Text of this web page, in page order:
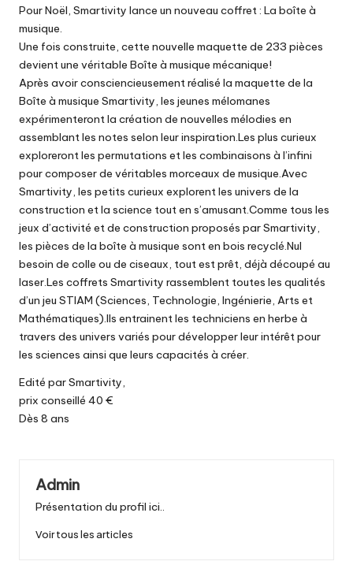
Pour Noël, Smartivity lance un nouveau coffret : La boîte à
musique.
Une fois construite, cette nouvelle maquette de 233 pièces
devient une véritable Boîte à musique mécanique!
Après avoir consciencieusement réalisé la maquette de la
Boîte à musique Smartivity, les jeunes mélomanes
expérimenteront la création de nouvelles mélodies en
assemblant les notes selon leur inspiration.Les plus curieux
exploreront les permutations et les combinaisons à l’infini
pour composer de véritables morceaux de musique.Avec
Smartivity, les petits curieux explorent les univers de la
construction et la science tout en s’amusant.Comme tous les
jeux d’activité et de construction proposés par Smartivity,
les pièces de la boîte à musique sont en bois recyclé.Nul
besoin de colle ou de ciseaux, tout est prêt, déjà découpé au
laser.Les coffrets Smartivity rassemblent toutes les qualités
d’un jeu STIAM (Sciences, Technologie, Ingénierie, Arts et
Mathématiques).Ils entrainent les techniciens en herbe à
travers des univers variés pour développer leur intérêt pour
les sciences ainsi que leurs capacités à créer.
Edité par Smartivity,
prix conseillé 40 €
Dès 8 ans
Admin
Présentation du profil ici..
Voir tous les articles